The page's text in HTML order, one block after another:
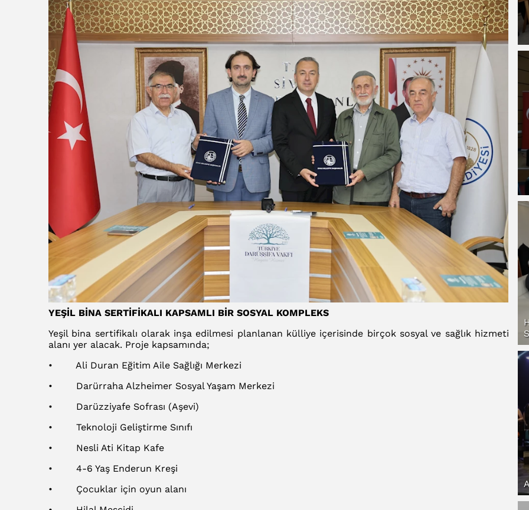
YEŞİL BİNA SERTİFİKALI KAPSAMLI BİR SOSYAL KOMPLEKS
Yeşil bina sertifikalı olarak inşa edilmesi planlanan külliye içerisinde birçok sosyal ve sağlık hizmeti
alanı yer alacak. Proje kapsamında;
• Ali Duran Eğitim Aile Sağlığı Merkezi
• Darürraha Alzheimer Sosyal Yaşam Merkezi
• Darüzziyafe Sofrası (Aşevi)
• Teknoloji Geliştirme Sınıfı
• Nesli Ati Kitap Kafe
• 4-6 Yaş Enderun Kreşi
• Çocuklar için oyun alanı